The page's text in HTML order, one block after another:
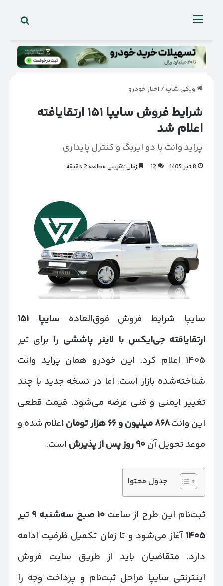
منو
ویکی شاپ/ اخبار خودرو
شرایط فروش سایپا ۱۵۱ ارتقایافته
اعلام شد
پراید وانت با دو ایربگ و کنترل پایداری
8 تیر 1405 12 زمان تقریبی مطالعه 2 دقیقه
سایپا شرایط فروش فوق‌العادهسایپا ۱۵۱
ارتقایافته جی‌ایکس با لاینر پاششی را برای تیر
۱۴۰۵ اعلام کرد. این خودرو همان پراید وانت
شناخته‌شده بازار است، اما در نسخه جدید با چند
تغییر ایمنی و فنی عرضه می‌شود. قیمت قطعی
این وانت۸۶۸میلیون و۶۶هزار تومان اعلام شده و
موعد تحویل آن۹۰روز پس از پذیرش است.
جدول محتوا
ثبت‌نام این طرح از ساعت۱۰ صبح سه‌شنبه ۹ تیر
۱۴۰۵ آغاز می‌شود و تا زمان تکمیل ظرفیت ادامه
دارد. متقاضیان باید از طریق سایت فروش
اینترنتی سایپا مراحل ثبت‌نام و پرداخت وجه را